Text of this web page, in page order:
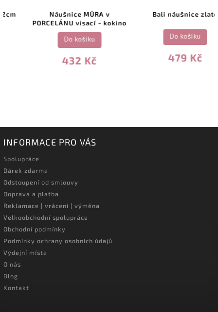
Náušnice MŮRA v
PORCELÁNU visací - kokino
432 Kč
Do košíku
Bali náušnice zlaté
479 Kč
Do košíku
INFORMACE PRO VÁS
Spolupráce
Dárek zdarma
Odstoupení od smlouvy
Doprava a platba
Reklamace | vrácení | výměna
Velkoobchodní spolupráce
Obchodní podmínky
Podmínky ochrany osobních údajů
Výdejní místa
O nás
Blog
Kontakt